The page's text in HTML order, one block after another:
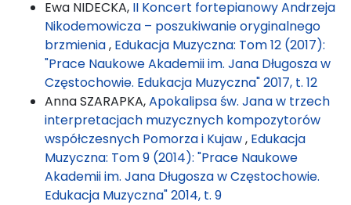
Ewa NIDECKA, II Koncert fortepianowy Andrzeja
Nikodemowicza – poszukiwanie oryginalnego
brzmienia, Edukacja Muzyczna: Tom 12 (2017):
"Prace Naukowe Akademii im. Jana Długosza w
Częstochowie. Edukacja Muzyczna" 2017, t. 12
Anna SZARAPKA,Apokalipsa św. Jana w trzech
interpretacjach muzycznych kompozytorów
współczesnych Pomorza i Kujaw, Edukacja
Muzyczna: Tom 9 (2014): "Prace Naukowe
Akademii im. Jana Długosza w Częstochowie.
Edukacja Muzyczna" 2014, t. 9